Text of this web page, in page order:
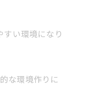
い環境になり
な環境作りに